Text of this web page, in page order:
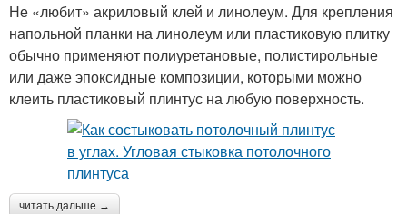
Не «любит» акриловый клей и линолеум. Для крепления
напольной планки на линолеум или пластиковую плитку
обычно применяют полиуретановые, полистирольные
или даже эпоксидные композиции, которыми можно
клеить пластиковый плинтус на любую поверхность.
читать дальше →